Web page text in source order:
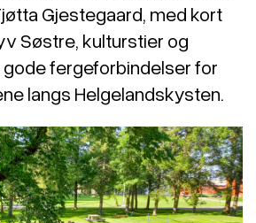
Gjestegaard, med kort
Søstre, kulturstier og
gode fergeforbindelser for
langs Helgelandskysten.